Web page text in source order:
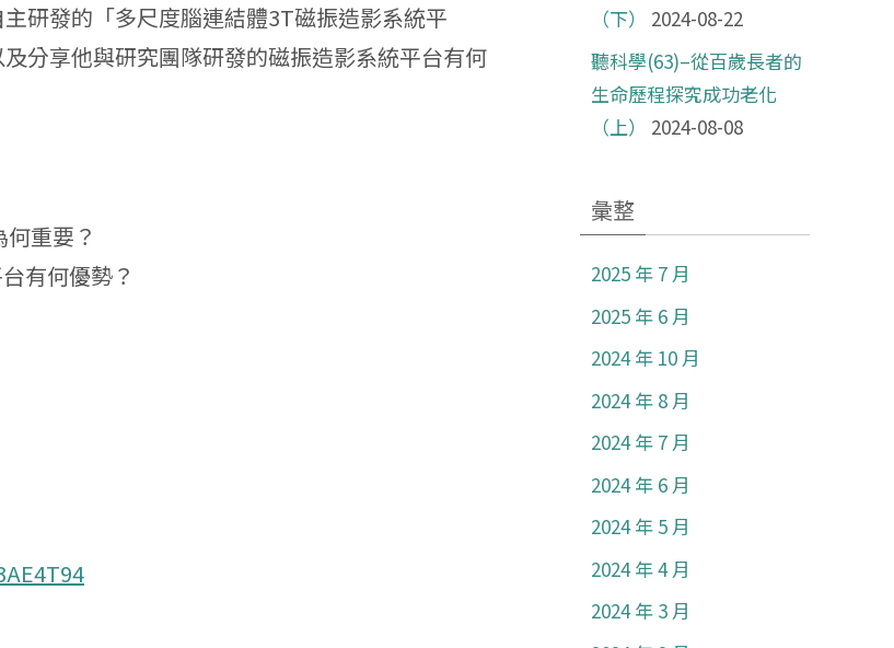
研發的「多尺度腦連結體3T磁振造影系統平
分享他與研究團隊研發的磁振造影系統平台有何
重要？
有何優勢？
（下）
2024-08-22
聽科學(63)–從百歲長者的
生命歷程探究成功老化
（上）
2024-08-08
彙整
2025 年 7 月
2025 年 6 月
2024 年 10 月
2024 年 8 月
2024 年 7 月
2024 年 6 月
2024 年 5 月
2024 年 4 月
2024 年 3 月